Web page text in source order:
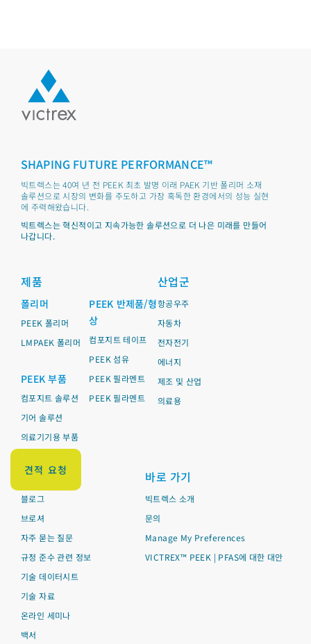
견적 요청
SHAPING FUTURE PERFORMANCE™
빅트렉스는 40여 년 전 PEEK 최초 발명 이래 PAEK 기반 폴리머 소재
솔루션으로 시장의 변화를 주도하고 가장 혹독한 환경에서의 성능 실현
에 주력해왔습니다.
빅트렉스는 혁신적이고 지속가능한 솔루션으로 더 나은 미래를 만들어
나갑니다.
제품
폴리머
PEEK 폴리머
LMPAEK 폴리머
PEEK 부품
컴포지트 솔루션
기어 솔루션
의료기기용 부품
PEEK 반제품/형
상
컴포지트 테이프
PEEK 섬유
PEEK 필라멘트
PEEK 필라멘트
산업군
항공우주
자동차
전자전기
에너지
제조 및 산업
의료용
리소스
블로그
브로셔
자주 묻는 질문
규정 준수 관련 정보
기술 데이터시트
기술 자료
온라인 세미나
백서
바로 가기
빅트렉스 소개
문의
Manage My Preferences
VICTREX™ PEEK | PFAS에 대한 대안